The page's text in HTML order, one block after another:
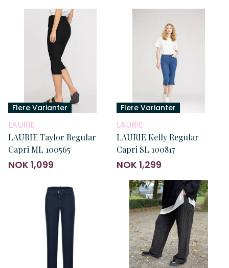
Flere Varianter
LAURIE
LAURIE Taylor Regular
Capri ML 100565
NOK 1,099
Flere Varianter
LAURIE
LAURIE Kelly Regular
Capri SL 100817
NOK 1,299